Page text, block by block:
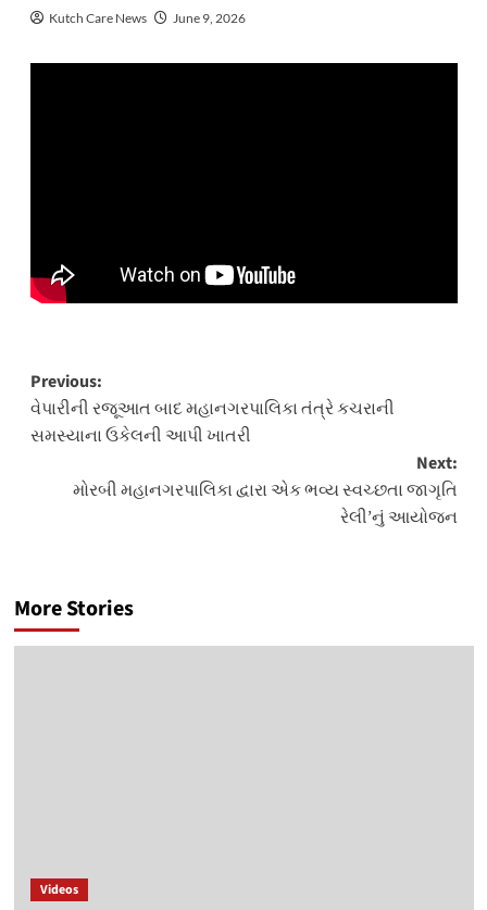
Kutch Care News June 9, 2026
Post
navigation
Previous:
વેપારીની રજૂઆત બાદ મહાનગરપાલિકા તંત્રે કચરાની
સમસ્યાના ઉકેલની આપી ખાતરી
Next:
મોરબી મહાનગરપાલિકા દ્વારા એક ભવ્ય સ્વચ્છતા જાગૃતિ
રેલી’નું આયોજન
More Stories
Videos